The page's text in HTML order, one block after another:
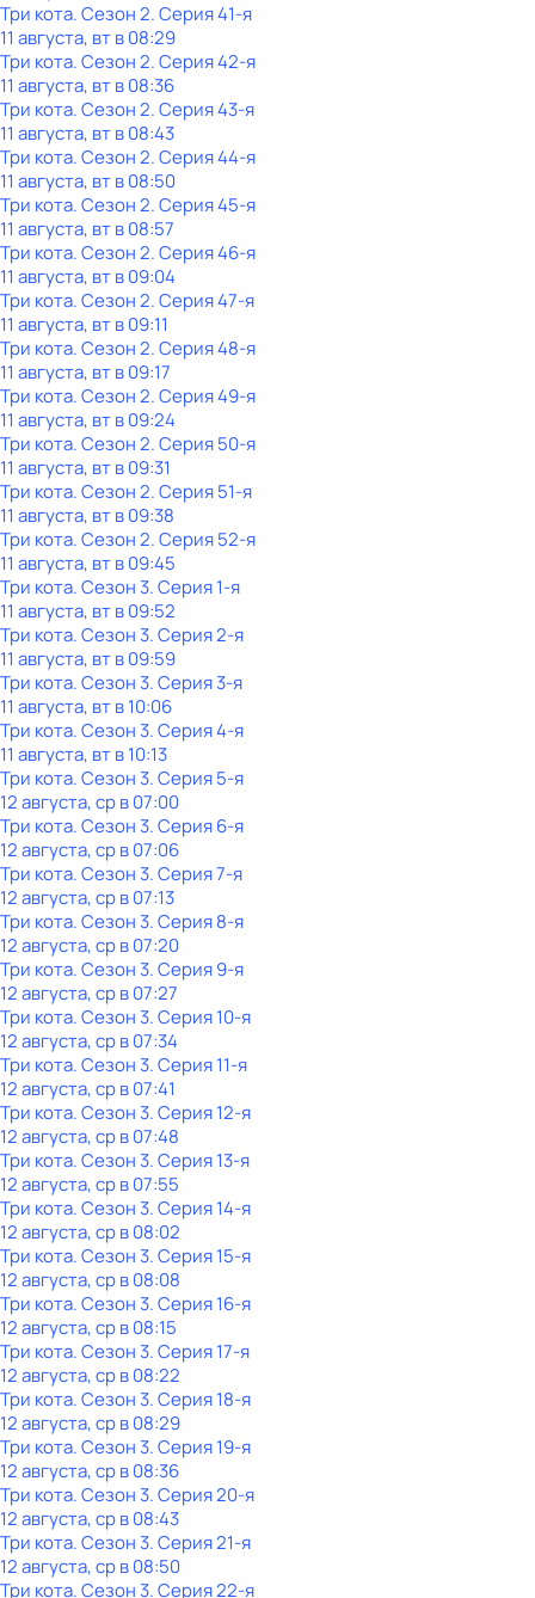
Три кота. Сезон 2. Серия 41-я
11 августа, вт в 08:29
Три кота. Сезон 2. Серия 42-я
11 августа, вт в 08:36
Три кота. Сезон 2. Серия 43-я
11 августа, вт в 08:43
Три кота. Сезон 2. Серия 44-я
11 августа, вт в 08:50
Три кота. Сезон 2. Серия 45-я
11 августа, вт в 08:57
Три кота. Сезон 2. Серия 46-я
11 августа, вт в 09:04
Три кота. Сезон 2. Серия 47-я
11 августа, вт в 09:11
Три кота. Сезон 2. Серия 48-я
11 августа, вт в 09:17
Три кота. Сезон 2. Серия 49-я
11 августа, вт в 09:24
Три кота. Сезон 2. Серия 50-я
11 августа, вт в 09:31
Три кота. Сезон 2. Серия 51-я
11 августа, вт в 09:38
Три кота. Сезон 2. Серия 52-я
11 августа, вт в 09:45
Три кота. Сезон 3. Серия 1-я
11 августа, вт в 09:52
Три кота. Сезон 3. Серия 2-я
11 августа, вт в 09:59
Три кота. Сезон 3. Серия 3-я
11 августа, вт в 10:06
Три кота. Сезон 3. Серия 4-я
11 августа, вт в 10:13
Три кота. Сезон 3. Серия 5-я
12 августа, ср в 07:00
Три кота. Сезон 3. Серия 6-я
12 августа, ср в 07:06
Три кота. Сезон 3. Серия 7-я
12 августа, ср в 07:13
Три кота. Сезон 3. Серия 8-я
12 августа, ср в 07:20
Три кота. Сезон 3. Серия 9-я
12 августа, ср в 07:27
Три кота. Сезон 3. Серия 10-я
12 августа, ср в 07:34
Три кота. Сезон 3. Серия 11-я
12 августа, ср в 07:41
Три кота. Сезон 3. Серия 12-я
12 августа, ср в 07:48
Три кота. Сезон 3. Серия 13-я
12 августа, ср в 07:55
Три кота. Сезон 3. Серия 14-я
12 августа, ср в 08:02
Три кота. Сезон 3. Серия 15-я
12 августа, ср в 08:08
Три кота. Сезон 3. Серия 16-я
12 августа, ср в 08:15
Три кота. Сезон 3. Серия 17-я
12 августа, ср в 08:22
Три кота. Сезон 3. Серия 18-я
12 августа, ср в 08:29
Три кота. Сезон 3. Серия 19-я
12 августа, ср в 08:36
Три кота. Сезон 3. Серия 20-я
12 августа, ср в 08:43
Три кота. Сезон 3. Серия 21-я
12 августа, ср в 08:50
Три кота. Сезон 3. Серия 22-я